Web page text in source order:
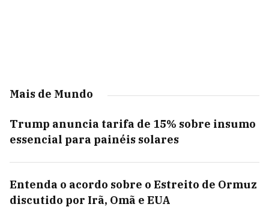
Mais de Mundo
Trump anuncia tarifa de 15% sobre insumo
essencial para painéis solares
Entenda o acordo sobre o Estreito de Ormuz
discutido por Irã, Omã e EUA